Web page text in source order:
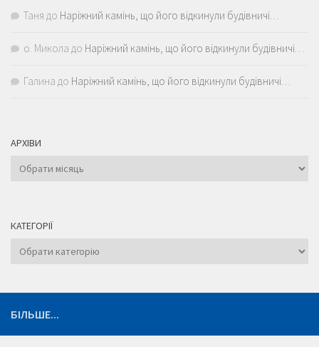
Таня до Наріжний камінь, що його відкинули будівничі…
о. Микола до Наріжний камінь, що його відкинули будівничі…
Галина до Наріжний камінь, що його відкинули будівничі…
АРХІВИ
Архіви
КАТЕГОРІЇ
Категорії
БІЛЬШЕ...